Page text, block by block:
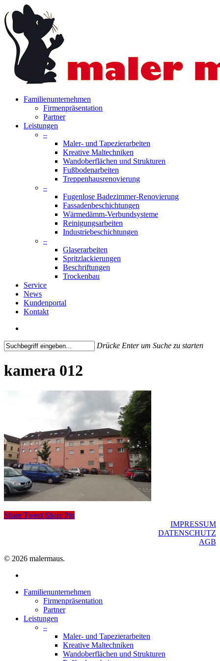
to
main
content
search
Menu
Familienunternehmen
Firmenpräsentation
Partner
Leistungen
–
Maler- und Tapezierarbeiten
Kreative Maltechniken
Wandoberflächen und Strukturen
Fußbodenarbeiten
Treppenhausrenovierung
–
Fugenlose Badezimmer-Renovierung
Fassadenbeschichtungen
Wärmedämm-Verbundsysteme
Reinigungsarbeiten
Industriebeschichtungen
–
Glaserarbeiten
Spritzlackierungen
Beschriftungen
Trockenbau
Service
News
Kundenportal
Kontakt
Drücke Enter um Suche zu starten
Search
kamera 012
Share Tweet Share Pin
IMPRESSUM
DATENSCHUTZ
AGB
© 2026 malermaus.
Close
Familienunternehmen
Firmenpräsentation
Partner
Leistungen
–
Maler- und Tapezierarbeiten
Kreative Maltechniken
Wandoberflächen und Strukturen